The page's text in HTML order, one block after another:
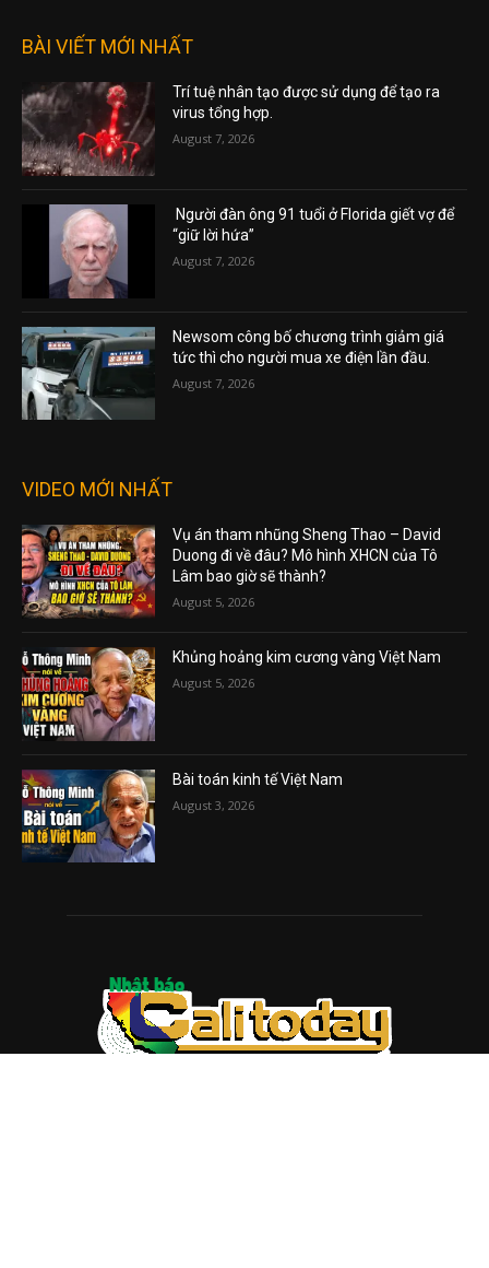
BÀI VIẾT MỚI NHẤT
Trí tuệ nhân tạo được sử dụng để tạo ra
virus tổng hợp.
August 7, 2026
Người đàn ông 91 tuổi ở Florida giết vợ để
“giữ lời hứa”
August 7, 2026
Newsom công bố chương trình giảm giá
tức thì cho người mua xe điện lần đầu.
August 7, 2026
VIDEO MỚI NHẤT
Vụ án tham nhũng Sheng Thao – David
Duong đi về đâu? Mô hình XHCN của Tô
Lâm bao giờ sẽ thành?
August 5, 2026
Khủng hoảng kim cương vàng Việt Nam
August 5, 2026
Bài toán kinh tế Việt Nam
August 3, 2026